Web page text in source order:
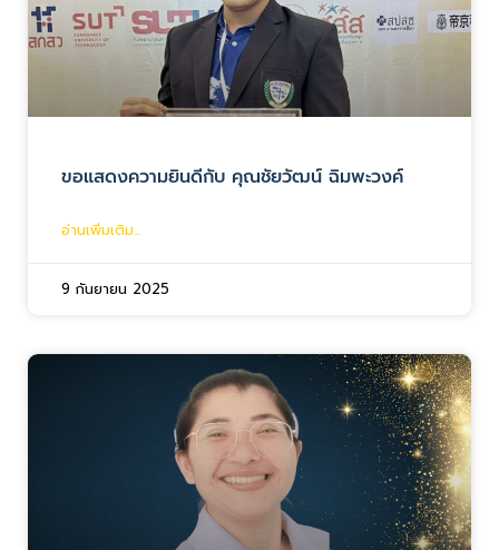
ขอแสดงความยินดีกับ คุณชัยวัฒน์ ฉิมพะวงค์
อ่านเพิ่มเติม...
9 กันยายน 2025